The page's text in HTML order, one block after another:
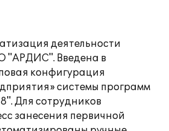
деятельности
"АРДИС". Введена в
конфигурация
системы программ
Для сотрудников
занесения первичной